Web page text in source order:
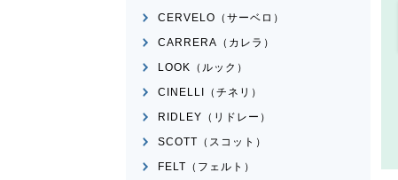
CERVELO（サーベロ）
CARRERA（カレラ）
LOOK（ルック）
CINELLI（チネリ）
RIDLEY（リドレー）
SCOTT（スコット）
FELT（フェルト）